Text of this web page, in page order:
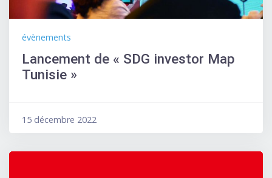
Lancement de « SDG investor Map
Tunisie »
évènements
15 décembre 2022